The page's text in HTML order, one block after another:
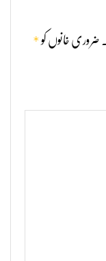
ضروری خانوں کو*